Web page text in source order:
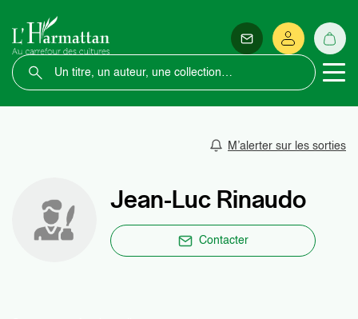
M’alerter sur les sorties
Jean-Luc Rinaudo
Contacter